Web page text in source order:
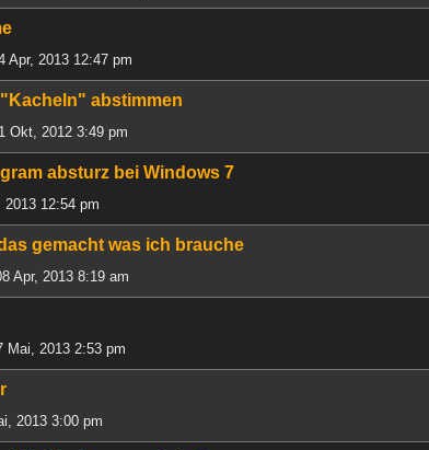
Apr, 2013 12:47 pm
abstimmen
Okt, 2012 3:49 pm
absturz bei Windows 7
12:54 pm
gemacht was ich brauche
Apr, 2013 8:19 am
Mai, 2013 2:53 pm
2013 3:00 pm